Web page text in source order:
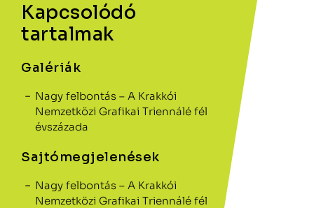
Kapcsolódó
tartalmak
Galériák
Nagy felbontás – A Krakkói
Nemzetközi Grafikai Triennálé fél
évszázada
Sajtómegjelenések
Nagy felbontás – A Krakkói
Nemzetközi Grafikai Triennálé fél